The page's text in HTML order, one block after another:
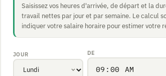
Saisissez vos heures d'arrivée, de départ et la
travail nettes par jour et par semaine. Le calcul
indiquer votre salaire horaire pour estimer votre
JOUR DE